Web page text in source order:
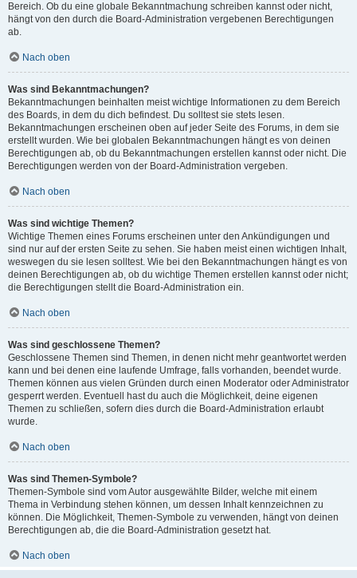
Bereich. Ob du eine globale Bekanntmachung schreiben kannst oder nicht,
hängt von den durch die Board-Administration vergebenen Berechtigungen
ab.
Nach oben
Was sind Bekanntmachungen?
Bekanntmachungen beinhalten meist wichtige Informationen zu dem Bereich
des Boards, in dem du dich befindest. Du solltest sie stets lesen.
Bekanntmachungen erscheinen oben auf jeder Seite des Forums, in dem sie
erstellt wurden. Wie bei globalen Bekanntmachungen hängt es von deinen
Berechtigungen ab, ob du Bekanntmachungen erstellen kannst oder nicht. Die
Berechtigungen werden von der Board-Administration vergeben.
Nach oben
Was sind wichtige Themen?
Wichtige Themen eines Forums erscheinen unter den Ankündigungen und
sind nur auf der ersten Seite zu sehen. Sie haben meist einen wichtigen Inhalt,
weswegen du sie lesen solltest. Wie bei den Bekanntmachungen hängt es von
deinen Berechtigungen ab, ob du wichtige Themen erstellen kannst oder nicht;
die Berechtigungen stellt die Board-Administration ein.
Nach oben
Was sind geschlossene Themen?
Geschlossene Themen sind Themen, in denen nicht mehr geantwortet werden
kann und bei denen eine laufende Umfrage, falls vorhanden, beendet wurde.
Themen können aus vielen Gründen durch einen Moderator oder Administrator
gesperrt werden. Eventuell hast du auch die Möglichkeit, deine eigenen
Themen zu schließen, sofern dies durch die Board-Administration erlaubt
wurde.
Nach oben
Was sind Themen-Symbole?
Themen-Symbole sind vom Autor ausgewählte Bilder, welche mit einem
Thema in Verbindung stehen können, um dessen Inhalt kennzeichnen zu
können. Die Möglichkeit, Themen-Symbole zu verwenden, hängt von deinen
Berechtigungen ab, die die Board-Administration gesetzt hat.
Nach oben